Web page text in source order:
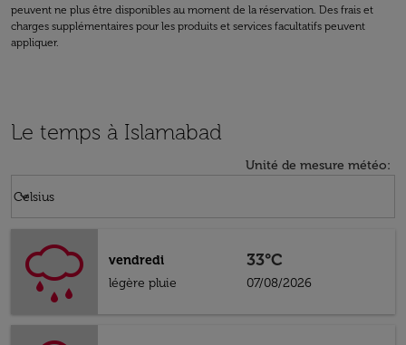
peuvent ne plus être disponibles au moment de la réservation. Des frais et
charges supplémentaires pour les produits et services facultatifs peuvent
appliquer.
Le temps à Islamabad
Unité de mesure météo:
Celsius
keyboard_arrow_down
vendredi
légère pluie
33°C
07/08/2026